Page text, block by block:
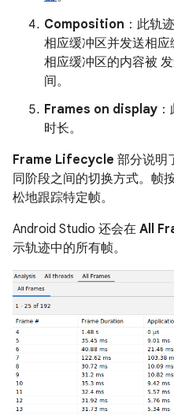
Composition ：此轨
相应缓冲区并发送相
相应缓冲区的内容被
间。
Frames on display
时长。
Frame Lifecycle 部分说明
同阶段之间的切换方式。帧
松地跟踪特定帧。
Android Studio 还会在 All
示轨迹中的所有帧。